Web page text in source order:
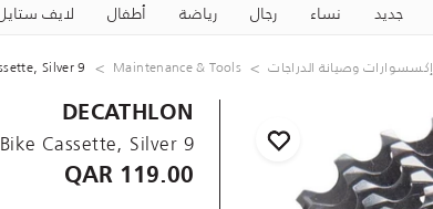
جديد نساء رجال رياضة ‏أطفال لايف
إكسسوارات وصيانة الدراجات Maintenance & Tools
9 Speed Bike Cassette, Silver
DECATHLON
9 Speed Bike Cassette, Silver
119.00 QAR